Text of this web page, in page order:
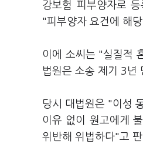
강보험 피부양자로
"피부양자 요건에 해
이에 소씨는 "실질적
법원은 소송 제기 3년
당시 대법원은 "이성
이유 없이 원고에게
위반해 위법하다"고